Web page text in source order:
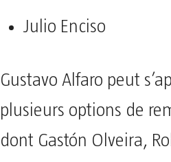
Julio Enciso
Gustavo Alfaro peut
plusieurs options de
dont Gastón Olveira,